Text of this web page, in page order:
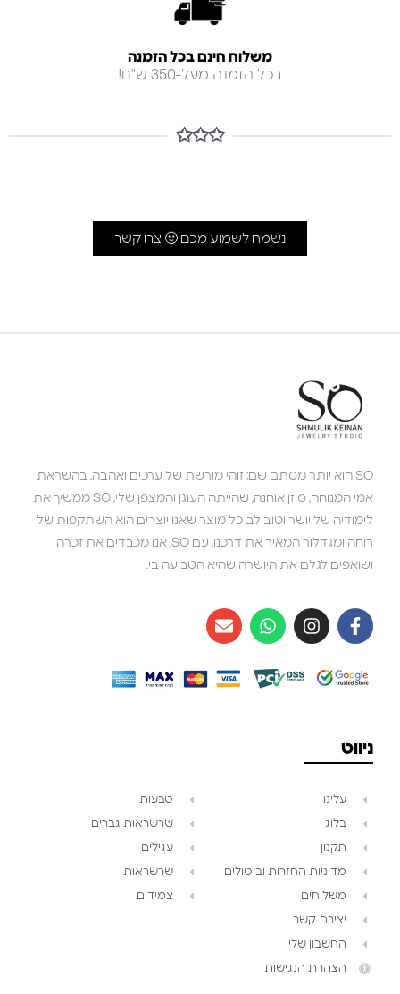
משלוח חינם בכל הזמנה
בכל הזמנה מעל-350 ש"ח!
✩✩✩
נשמח לשמוע מכם 🙂 צרו קשר
SO הוא יותר מסתם שם; זוהי מורשת של ערכים ואהבה. בהשראת
אמי המנוחה, סוזן אוחנה, שהייתה העוגן והמצפן שלי, SO ממשיך את
לימודיה של יושר וטוב לב. כל מוצר שאנו יוצרים הוא השתקפות של
רוחה ומגדלור המאיר את דרכנו. עם SO, אנו מכבדים את זכרה
ושואפים לגלם את היושרה שהיא הטביעה בי.
ניווט
עלינו
בלוג
תקנון
מדיניות החזרות וביטולים
משלוחים
יצירת קשר
החשבון שלי
הצהרת הנגישות
טבעות
שרשראות גברים
עגילים
שרשראות
צמידים